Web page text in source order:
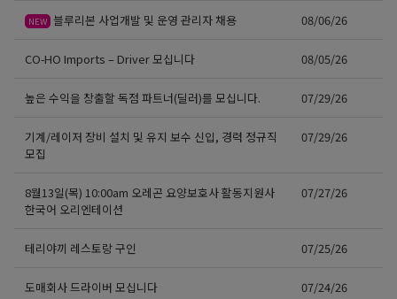
NEW 블루리본 사업개발 및 운영 관리자 채용 08/06/26
CO-HO Imports – Driver 모십니다 08/05/26
높은 수익을 창출할 독점 파트너(딜러)를 모십니다. 07/29/26
기계/레이저 장비 설치 및 유지 보수 신입, 경력 정규직
모집
07/29/26
8월13일(목) 10:00am 오레곤 요양보호사 활동지원사
한국어 오리엔테이션
07/27/26
테리야끼 레스토랑 구인 07/25/26
도매회사 드라이버 모십니다 07/24/26